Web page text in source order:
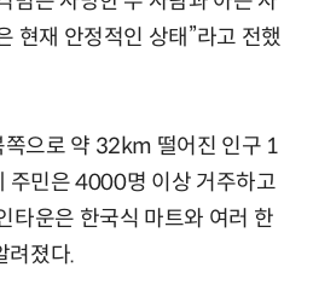
현재 안정적인 상태”라고 전했
으로 약 32km 떨어진 인구 1
주민은 4000명 이상 거주하고
타운은 한국식 마트와 여러 한
려졌다.